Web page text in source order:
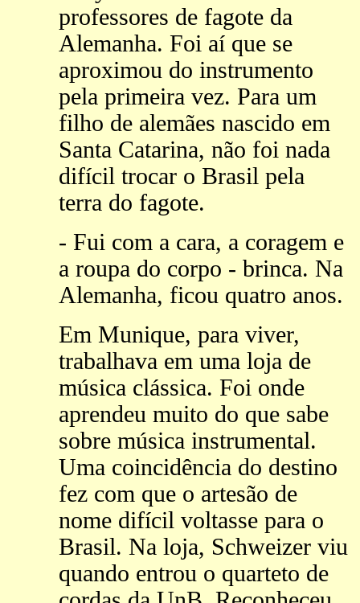
professores de fagote da
Alemanha. Foi aí que se
aproximou do instrumento
pela primeira vez. Para um
filho de alemães nascido em
Santa Catarina, não foi nada
difícil trocar o Brasil pela
terra do fagote.
- Fui com a cara, a coragem e
a roupa do corpo - brinca. Na
Alemanha, ficou quatro anos.
Em Munique, para viver,
trabalhava em uma loja de
música clássica. Foi onde
aprendeu muito do que sabe
sobre música instrumental.
Uma coincidência do destino
fez com que o artesão de
nome difícil voltasse para o
Brasil. Na loja, Schweizer viu
quando entrou o quarteto de